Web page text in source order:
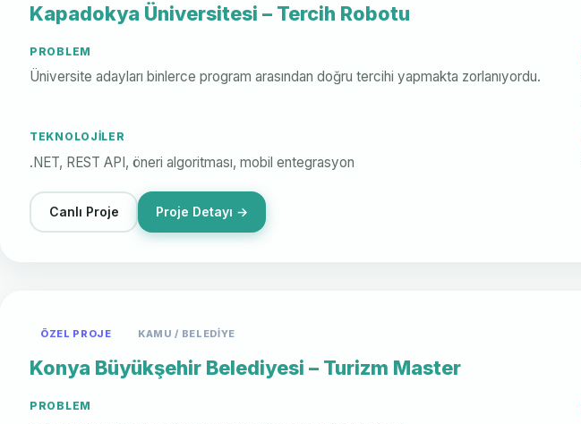
Kapadokya Üniversitesi – Tercih Robotu
PROBLEM
Üniversite adayları binlerce program arasından doğru tercihi yapmakta zorlanıyordu.
TEKNOLOJILER
.NET, REST API, öneri algoritması, mobil entegrasyon
Canlı Proje Proje Detayı →
ÖZEL PROJE KAMU / BELEDIYE
Konya Büyükşehir Belediyesi – Turizm Master
PROBLEM